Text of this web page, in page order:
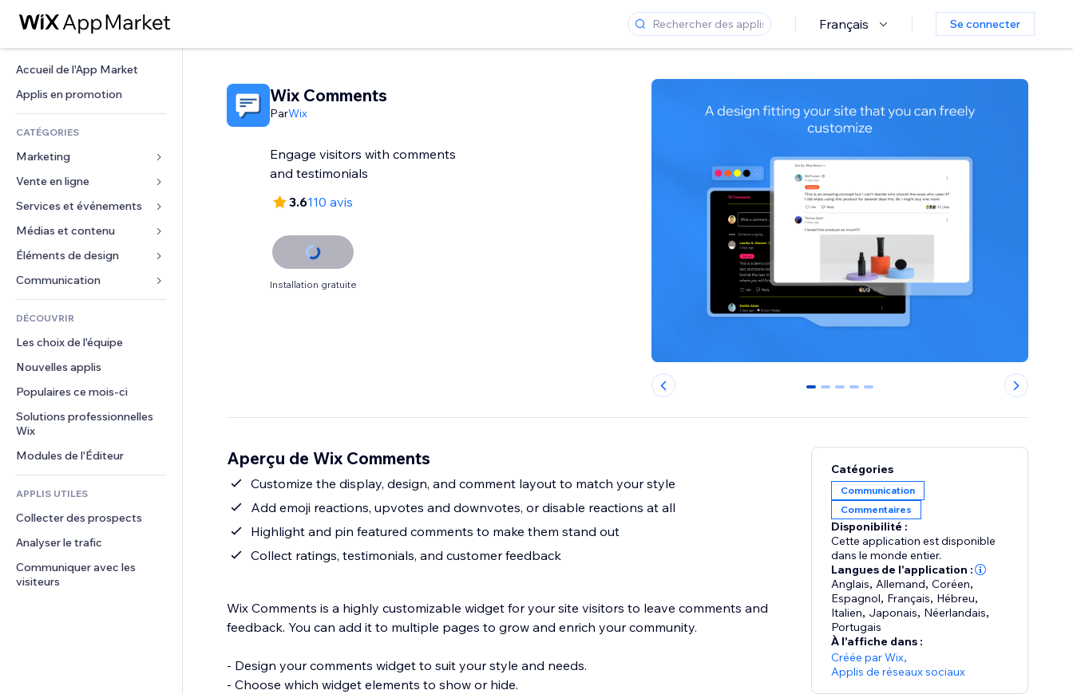
Français Se connecter
Accueil de l'App Market
Applis en promotion
CATÉGORIES
Marketing
Publicités
Mobile
Données analytiques
Réseaux sociaux
Classement de sites
E-mail
Vente en ligne
Applis pour les boutiques
Expédition et livraison
Boutons Vente
Comptabilité
Coupons et fidélisation
Solutions d'entreposage
Financement participatif
Alimentation et boissons
Services et événements
Hôtels
Événements
Restaurants
Immobilier
Réservations
Médias et contenu
Galerie
Musique
Podcasts
Photographie
Vidéo
PDF
Partage de fichiers
Actualités
Services de contenu
Effets de texte
Éléments de design
Cartes et navigation
Confidentialité
Horloge
Modèles de pages
Effets sur images
Boutons et menus
Bannières et badges
Calculateurs
Rechercher
Formulaires
Sondages
Chat
Commentaires
Téléphone
Communauté
Avis et commentaires
DÉCOUVRIR
Les choix de l'équipe
Nouvelles applis
Populaires ce mois‑ci
Solutions professionnelles
Wix
Modules de l'Éditeur
APPLIS UTILES
Collecter des prospects
Analyser le trafic
Communiquer avec les
visiteurs
Wix Comments
ParWix
Engage visitors with comments
and testimonials
3.6110 avis
Installation gratuite
0 1 2 3 4
Aperçu de Wix Comments
Customize the display, design, and comment layout to match your style
Add emoji reactions, upvotes and downvotes, or disable reactions at all
Highlight and pin featured comments to make them stand out
Collect ratings, testimonials, and customer feedback
Wix Comments is a highly customizable widget for your site visitors to leave comments and
feedback. You can add it to multiple pages to grow and enrich your community.
- Design your comments widget to suit your style and needs.
- Choose which widget elements to show or hide.
Catégories
Communication
Commentaires
Disponibilité :
Cette application est disponible
dans le monde entier.
Langues de l'application :
Anglais, Allemand,Coréen,
Espagnol, Français, Hébreu,
Italien, Japonais, Néerlandais,
Portugais
À l'affiche dans :
Créée par Wix,
Applis de réseaux sociaux